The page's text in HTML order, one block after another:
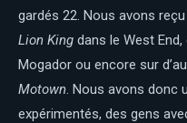
gardés 22. Nous avons
Lion King dans le West
Mogador ou encore sur
Motown. Nous avons donc
expérimentés, des gens